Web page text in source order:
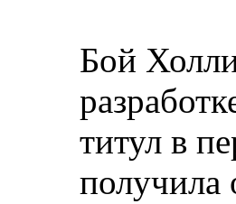
Бой
титул в
получила